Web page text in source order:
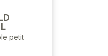
petit